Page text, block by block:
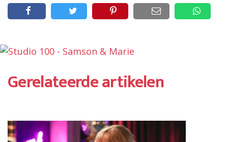
Gerelateerde artikelen